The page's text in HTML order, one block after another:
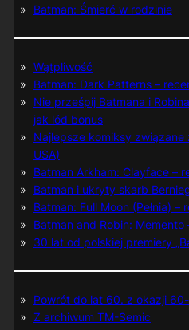
Batman: Śmierć w rodzinie
Wątpliwość
Batman: Dark Patterns –
Nie prześpij Batmana i
jak lód bonus
Najlepsze komiksy
USA)
Batman Arkham: Clayface –
Batman i ukryty skarb
Batman: Full Moon (Pełnia) –
Batman and Robin: Memento
30 lat od polskiej premiery
Powrót do lat 60. z okazji
Z archiwum TM-Semic